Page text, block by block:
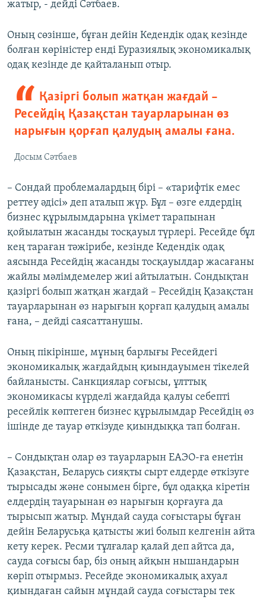
жатыр, - дейді Сәтбаев.
Оның сөзінше, бұған дейін Кедендік одақ кезінде
болған көріністер енді Еуразиялық экономикалық
одақ кезінде де қайталанып отыр.
Қазіргі болып жатқан жағдай –
Ресейдің Қазақстан тауарларынан өз
нарығын қорғап қалудың амалы ғана.
Досым Сәтбаев
– Сондай проблемалардың бірі – «тарифтік емес
реттеу әдісі» деп аталып жүр. Бұл – өзге елдердің
бизнес құрылымдарына үкімет тарапынан
қойылатын жасанды тосқауыл түрлері. Ресейде бұл
кең тараған тәжірибе, кезінде Кедендік одақ
аясында Ресейдің жасанды тосқауылдар жасағаны
жайлы мәлімдемелер жиі айтылатын. Сондықтан
қазіргі болып жатқан жағдай – Ресейдің Қазақстан
тауарларынан өз нарығын қорғап қалудың амалы
ғана, – дейді саясаттанушы.
Оның пікірінше, мұның барлығы Ресейдегі
экономикалық жағдайдың қиындауымен тікелей
байланысты. Санкциялар соғысы, ұлттық
экономикасы күрделі жағдайда қалуы себепті
ресейлік көптеген бизнес құрылымдар Ресейдің өз
ішінде де тауар өткізуде қиындыққа тап болған.
– Сондықтан олар өз тауарларын ЕАЭО-ға енетін
Қазақстан, Беларусь сияқты сырт елдерде өткізуге
тырысады және сонымен бірге, бұл одаққа кіретін
елдердің тауарынан өз нарығын қорғауға да
тырысып жатыр. Мұндай сауда соғыстары бұған
дейін Беларусьқа қатысты жиі болып келгенін айта
кету керек. Ресми тұлғалар қалай деп айтса да,
сауда соғысы бар, біз оның айқын нышандарын
көріп отырмыз. Ресейде экономикалық ахуал
қиындаған сайын мұндай сауда соғыстары тек